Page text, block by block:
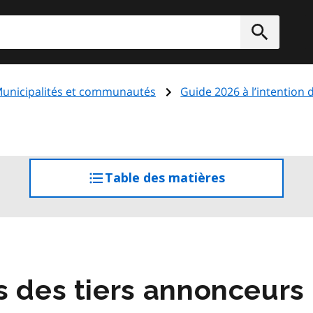
et communautés Guide 2026 à l’intention
Table des matièresaccéder
à
des tiers